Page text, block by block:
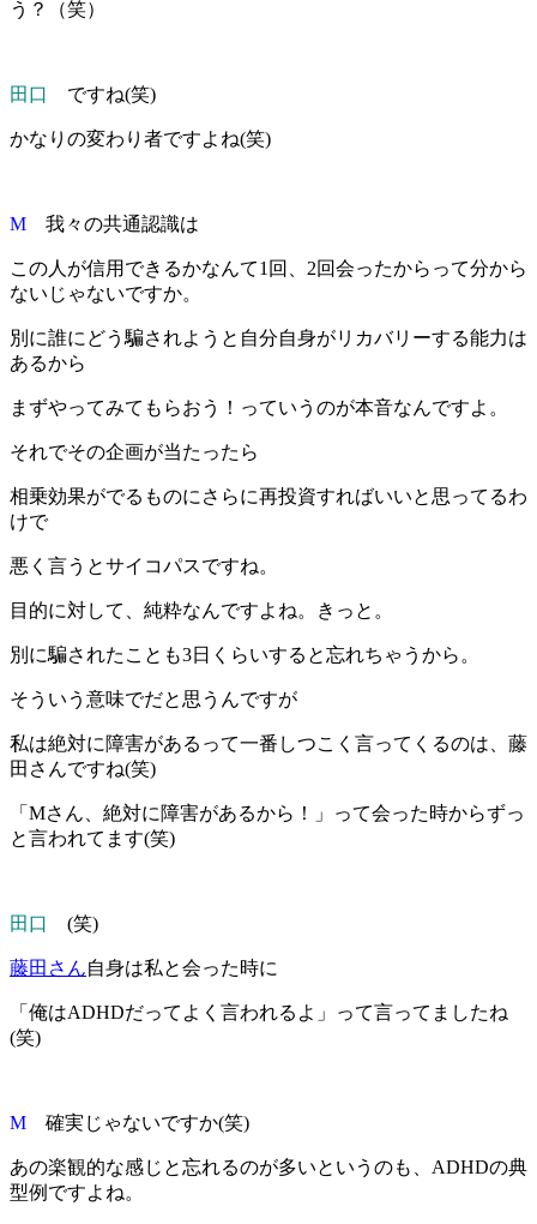
う？（笑）
田口 ですね(笑)
かなりの変わり者ですよね(笑)
M 我々の共通認識は
この人が信用できるかなんて1回、2回会ったからって分から
ないじゃないですか。
別に誰にどう騙されようと自分自身がリカバリーする能力は
あるから
まずやってみてもらおう！っていうのが本音なんですよ。
それでその企画が当たったら
相乗効果がでるものにさらに再投資すればいいと思ってるわ
けで
悪く言うとサイコパスですね。
目的に対して、純粋なんですよね。きっと。
別に騙されたことも3日くらいすると忘れちゃうから。
そういう意味でだと思うんですが
私は絶対に障害があるって一番しつこく言ってくるのは、藤
田さんですね(笑)
「Mさん、絶対に障害があるから！」って会った時からずっ
と言われてます(笑)
田口 (笑)
藤田さん自身は私と会った時に
「俺はADHDだってよく言われるよ」って言ってましたね
(笑)
M 確実じゃないですか(笑)
あの楽観的な感じと忘れるのが多いというのも、ADHDの典
型例ですよね。